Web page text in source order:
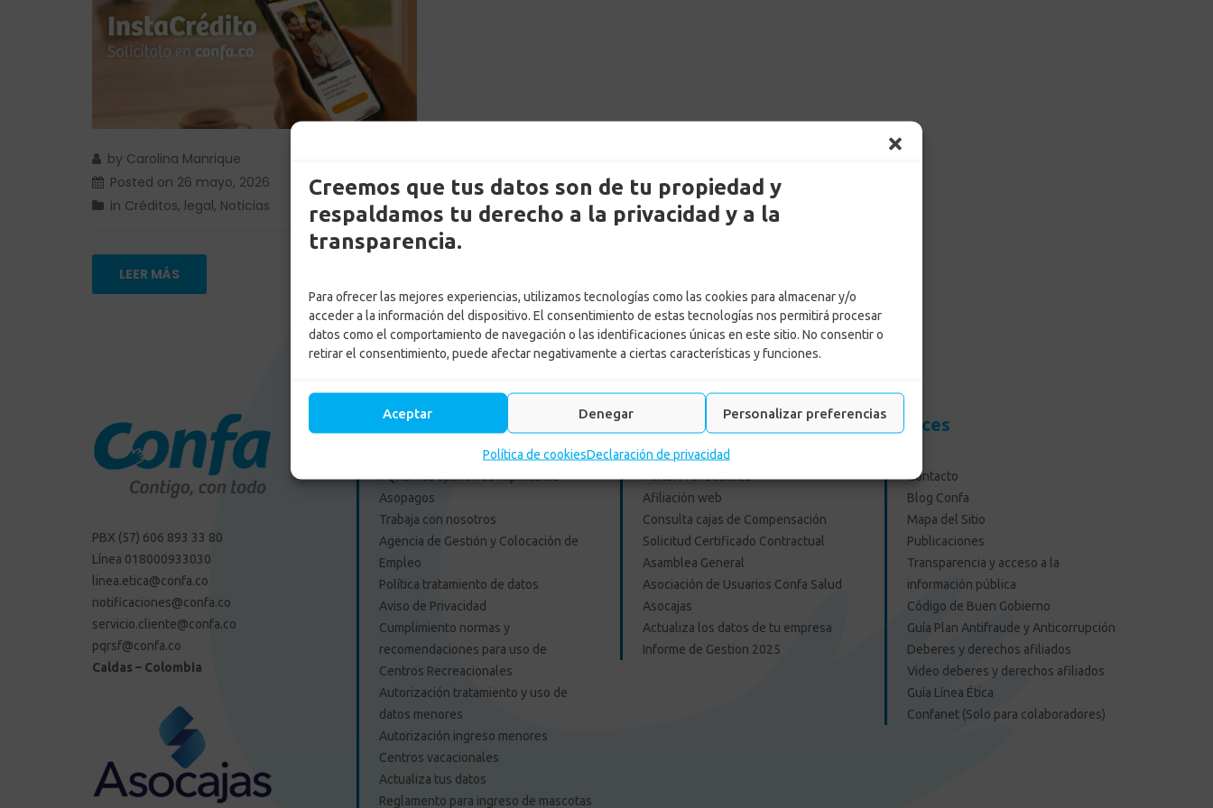
Creemos que tus datos son de tu propiedad y
respaldamos tu derecho a la privacidad y a la
transparencia.
Para ofrecer las mejores experiencias, utilizamos tecnologías como las cookies para almacenar y/o
acceder a la información del dispositivo. El consentimiento de estas tecnologías nos permitirá procesar
datos como el comportamiento de navegación o las identificaciones únicas en este sitio. No consentir o
retirar el consentimiento, puede afectar negativamente a ciertas características y funciones.
Aceptar Denegar Personalizar preferencias
Política de cookiesDeclaración de privacidad
by Carolina Manrique
Posted on 26 mayo, 2026
in Créditos, legal, Noticias
LEER MÁS
PBX (57) 606 893 33 80
Línea 018000933030
linea.etica@confa.co
notificaciones@confa.co
servicio.cliente@confa.co
pqrsf@confa.co
Caldas – Colombia
Enlaces Externos Personas
PQRSF: tu opinión es importante
Asopagos
Trabaja con nosotros
Agencia de Gestión y Colocación de
Empleo
Política tratamiento de datos
Aviso de Privacidad
Cumplimiento normas y
recomendaciones para uso de
Centros Recreacionales
Autorización tratamiento y uso de
datos menores
Autorización ingreso menores
Centros vacacionales
Actualiza tus datos
Reglamento para ingreso de mascotas
Enlace Externos Empresas
Portal Proveedores
Afiliación web
Consulta cajas de Compensación
Solicitud Certificado Contractual
Asamblea General
Asociación de Usuarios Confa Salud
Asocajas
Actualiza los datos de tu empresa
Informe de Gestion 2025
Enlaces
Contacto
Blog Confa
Mapa del Sitio
Publicaciones
Transparencia y acceso a la
información pública
Código de Buen Gobierno
Guía Plan Antifraude y Anticorrupción
Deberes y derechos afiliados
Video deberes y derechos afiliados
Guía Línea Ética
Confanet (Solo para colaboradores)